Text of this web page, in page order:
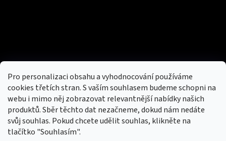
Pro personalizaci obsahu a vyhodnocování používáme
cookies třetích stran. S vaším souhlasem budeme schopni na
webu i mimo něj zobrazovat relevantnější nabídky našich
produktů. Sběr těchto dat nezačneme, dokud nám nedáte
svůj souhlas. Pokud chcete udělit souhlas, klikněte na
tlačítko "Souhlasím".